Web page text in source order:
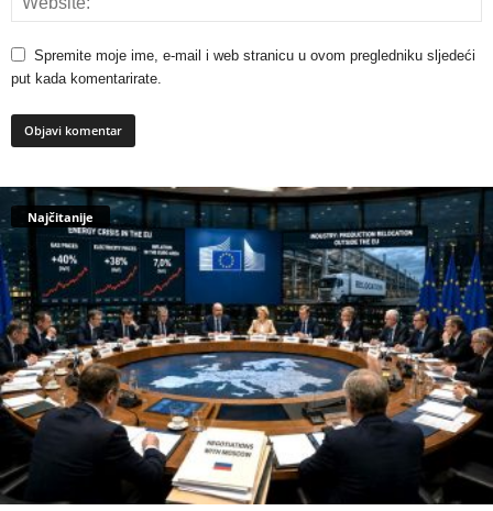
Spremite moje ime, e-mail i web stranicu u ovom pregledniku sljedeći
put kada komentarirate.
Najčitanije